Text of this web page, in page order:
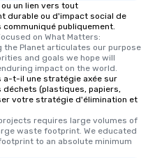
un lien vers tout
durable ou d'impact social de
communiqué publiquement.
on What Matters:
the Planet articulates our purpose
and goals we hope will
impact on the world.
a-t-il une stratégie axée sur
(plastiques, papiers,
votre stratégie d'élimination et
requires large volumes of
waste footprint. We educated
to an absolute minimum